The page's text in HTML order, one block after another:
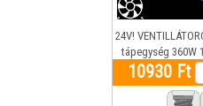
24V!
tápegység 360W
10930 Ft